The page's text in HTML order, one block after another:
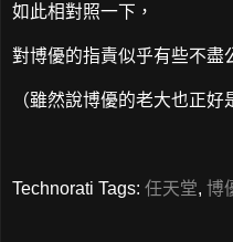
如此相對照一下，
對博優的指責似乎有些不盡
（雖然說博優的老大也正好
Technorati Tags: 任天堂, 博